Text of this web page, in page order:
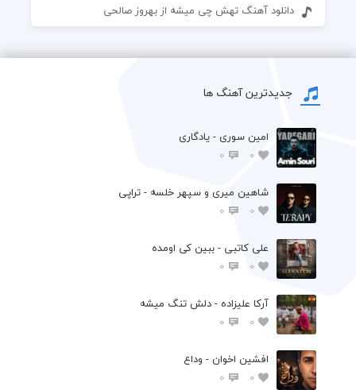
دانلود آهنگ تهش چی میشه از بهروز صالحی
جدیدترین آهنگ ها
امین سوری - یادگاری
0
0
شاهین میری و سپهر خلسه - تراپی
0
0
علی کاتبی - ببین کی اومده
0
0
آرکا علیزاده - دلش تنگ میشه
0
0
افشين اخوان - وداع
0
0